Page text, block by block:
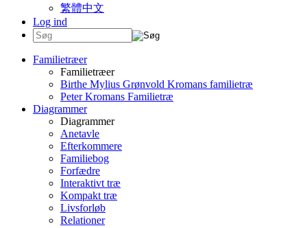
繁體中文
Log ind
Familietræer
Familietræer
Birthe Mylius Grønvold Kromans familietræ
Peter Kromans Familietræ
Diagrammer
Diagrammer
Anetavle
Efterkommere
Familiebog
Forfædre
Interaktivt træ
Kompakt træ
Livsforløb
Relationer